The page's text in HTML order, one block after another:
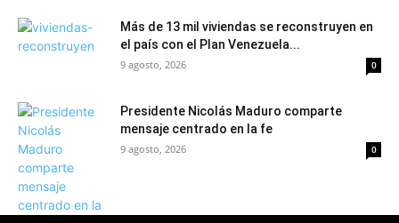
Más de 13 mil viviendas se reconstruyen en
el país con el Plan Venezuela...
9 agosto, 2026 0
Presidente Nicolás Maduro comparte
mensaje centrado en la fe
9 agosto, 2026 0